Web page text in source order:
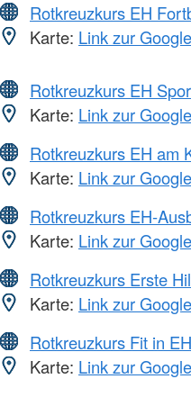
Rotkreuzkurs EH
Karte: Link zur
Rotkreuzkurs EH
Karte: Link zur
Rotkreuzkurs EH am
Karte: Link zur
Rotkreuzkurs EH-
Karte: Link zur
Rotkreuzkurs Erste
Karte: Link zur
Rotkreuzkurs Fit in EH
Karte: Link zur